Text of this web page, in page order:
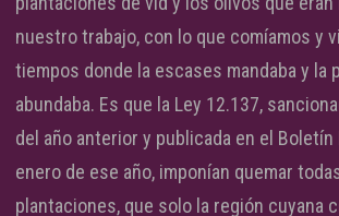
nuestro trabajo, con lo que comíamos y
tiempos donde la escases mandaba y la
abundaba. Es que la Ley 12.137,
del año anterior y publicada en el Boletín
enero de ese año, imponían quemar
plantaciones, que solo la región cuyana